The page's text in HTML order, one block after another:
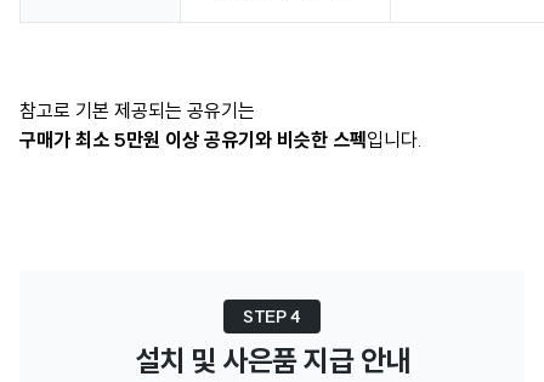
참고로 기본 제공되는 공유기는
구매가 최소 5만원 이상 공유기와 비슷한 스펙입니다.
STEP 4